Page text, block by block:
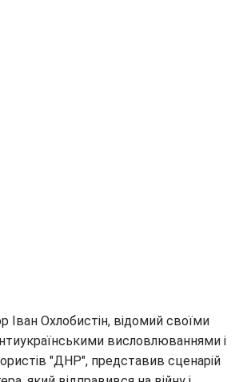
Іван Охлобистін, відомий своїми
висловлюваннями і
"ДНР", представив сценарій